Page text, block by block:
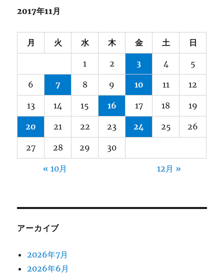
2017年11月
月 火 水 木 金 土 日
1 2 3 4 5
6 7 8 9 10 11 12
13 14 15 16 17 18 19
20 21 22 23 24 25 26
27 28 29 30
« 10月 12月 »
アーカイブ
2026年7月
2026年6月